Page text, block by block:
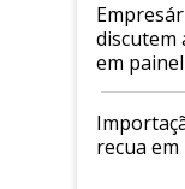
discutem
em painel
Andav
recua em